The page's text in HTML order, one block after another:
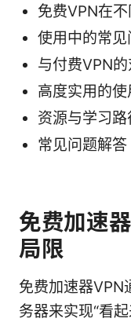
免费VPN在
使用中的常
与付费VPN
高度实用的
资源与学习路
常见问题解答
免费加速
局限
免费加速器VPN
务器来实现“看